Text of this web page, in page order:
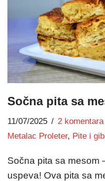
Sočna pita sa
11/07/2025
2 komentara
Metalac Proleter, Pite i
Sočna pita sa mesom
uspeva! Ova pita sa